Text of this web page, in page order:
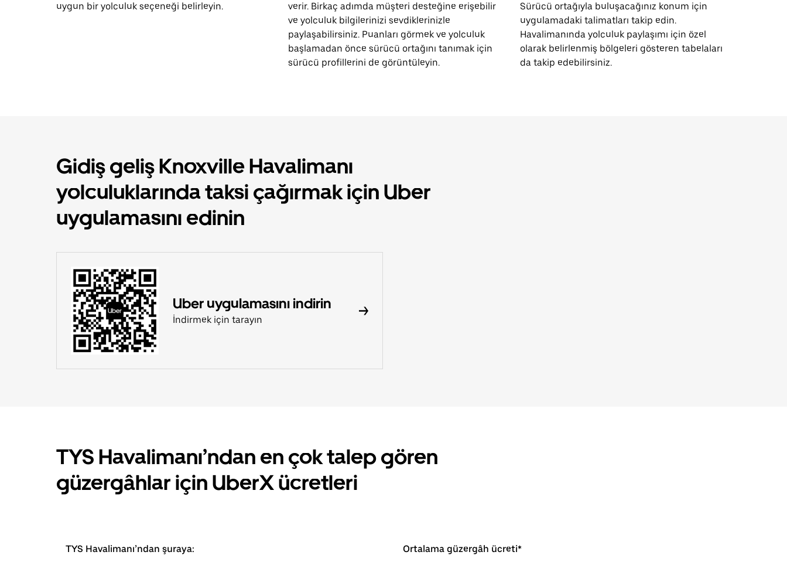
uygun bir yolculuk seçeneği belirleyin.
verir. Birkaç adımda müşteri desteğine erişebilir
ve yolculuk bilgilerinizi sevdiklerinizle
paylaşabilirsiniz. Puanları görmek ve yolculuk
başlamadan önce sürücü ortağını tanımak için
sürücü profillerini de görüntüleyin.
Sürücü ortağıyla buluşacağınız konum için
uygulamadaki talimatları takip edin.
Havalimanında yolculuk paylaşımı için özel
olarak belirlenmiş bölgeleri gösteren tabelaları
da takip edebilirsiniz.
Gidiş geliş Knoxville Havalimanı
yolculuklarında taksi çağırmak için Uber
uygulamasını edinin
Uber uygulamasını indirin
İndirmek için tarayın
TYS Havalimanı’ndan en çok talep gören
güzergâhlar için UberX ücretleri
TYS Havalimanı’ndan şuraya: Ortalama güzergâh ücreti*